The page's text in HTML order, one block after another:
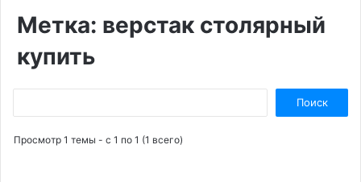
Метка: верстак столярный
купить
Просмотр 1 темы - с 1 по 1 (1 всего)